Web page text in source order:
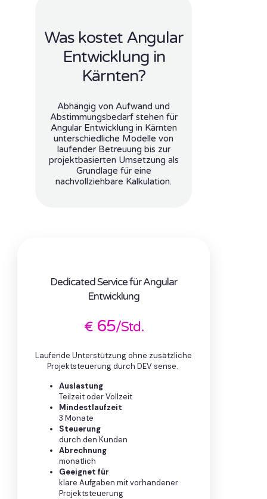
Was kostet Angular
Entwicklung in
Kärnten?
Abhängig von Aufwand und
Abstimmungsbedarf stehen für
Angular Entwicklung in Kärnten
unterschiedliche Modelle von
laufender Betreuung bis zur
projektbasierten Umsetzung als
Grundlage für eine
nachvollziehbare Kalkulation.
Dedicated Service für Angular
Entwicklung
€65/Std.
Laufende Unterstützung ohne zusätzliche
Projektsteuerung durch DEV sense.
Auslastung
Teilzeit oder Vollzeit
Mindestlaufzeit
3 Monate
Steuerung
durch den Kunden
Abrechnung
monatlich
Geeignet für
klare Aufgaben mit vorhandener
Projektsteuerung